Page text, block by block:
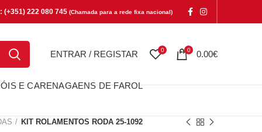
(+351) 222 080 745 (Chamada para a rede fixa nacional)
ENTRAR / REGISTAR 0 0 0.00€
E CARENAGAENS DE FAROL
KIT ROLAMENTOS RODA 25-1092